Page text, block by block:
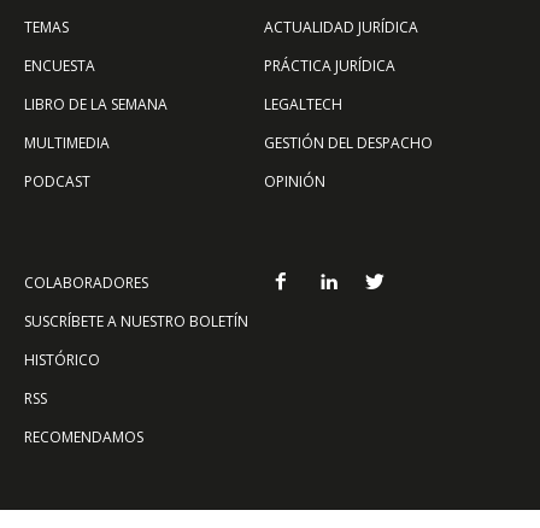
TEMAS
ENCUESTA
LIBRO DE LA SEMANA
MULTIMEDIA
PODCAST
ACTUALIDAD JURÍDICA
PRÁCTICA JURÍDICA
LEGALTECH
GESTIÓN DEL DESPACHO
OPINIÓN
COLABORADORES
SUSCRÍBETE A NUESTRO BOLETÍN
HISTÓRICO
RSS
RECOMENDAMOS